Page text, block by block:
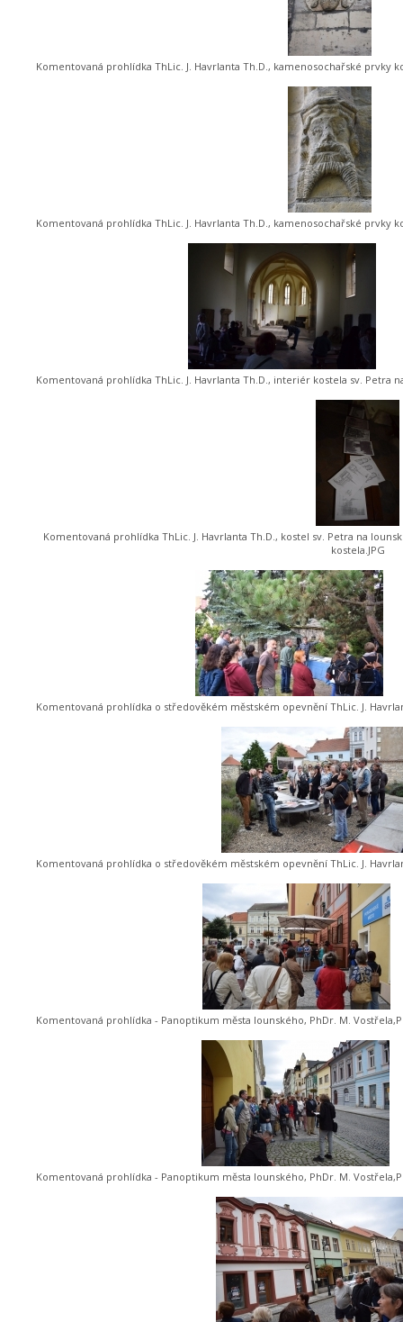
Komentovaná prohlídka ThLic. J. Havrlanta Th.D., kamenosochařské prvky
Komentovaná prohlídka ThLic. J. Havrlanta Th.D., kamenosochařské prvky
Komentovaná prohlídka ThLic. J. Havrlanta Th.D., interiér kostela sv. Petra
Komentovaná prohlídka ThLic. J. Havrlanta Th.D., kostel sv. Petra na
kostela.JPG
Komentovaná prohlídka o středověkém městském opevnění ThLic. J.
Komentovaná prohlídka o středověkém městském opevnění ThLic. J.
Komentovaná prohlídka - Panoptikum města lounského, PhDr. M.
Komentovaná prohlídka - Panoptikum města lounského, PhDr. M.